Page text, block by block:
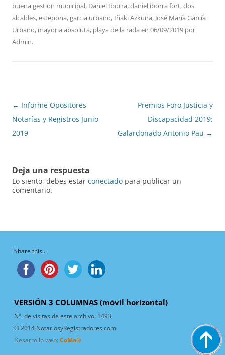
buena gestion municipal, Daniel Iborra,daniel iborra fort,dos
alcaldes,estepona,garcia urbano, Iñaki Azkuna, José María García
Urbano, mayoria absoluta, playa de la rada en 06/09/2019 por
Admin.
Navegación
de
entradas
← Informe Opositores
Notarías y Registros Junio
2019
Premios Foro Justicia y
Discapacidad 2019:
Galardonado Antonio Pau →
Deja una respuesta
Lo siento, debes estar conectado para publicar un
comentario.
Share this...
VERSIÓN 3 COLUMNAS (móvil horizontal)
N°. de visitas de este archivo: 1493
© 2014 NotariosyRegistradores.com
Desarrollo web: CoMa®